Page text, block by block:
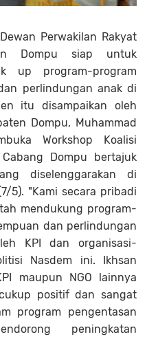
Dewan Perwakilan Rakyat
Dompu siap untuk
up program-program
perlindungan anak di
itu disampaikan oleh
Dompu, Muhammad
Workshop Koalisi
Dompu bertajuk
diselenggarakan di
5). "Kami secara pribadi
mendukung program-
dan perlindungan
KPI dan organisasi-
Nasdem ini. Ikhsan
maupun NGO lainnya
positif dan sangat
program pengentasan
peningkatan